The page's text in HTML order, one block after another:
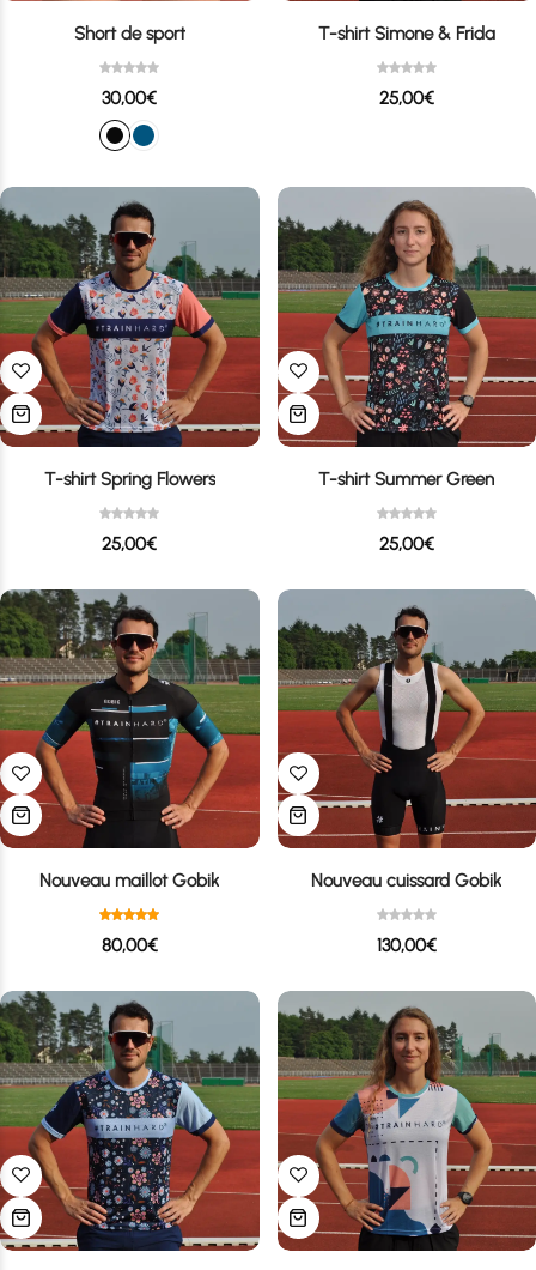
Short de sport
30,00€
T-shirt Simone & Frida
25,00€
T-shirt Spring Flowers
25,00€
T-shirt Summer Green
25,00€
Nouveau maillot Gobik
80,00€
Nouveau cuissard Gobik
130,00€